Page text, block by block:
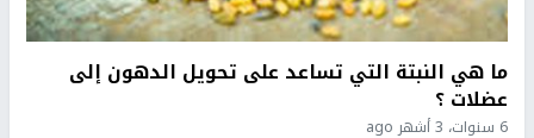
ما هي النبتة التي تساعد على تحويل الدهون إلى
عضلات ؟
6 سنوات، 3 أشهر ago